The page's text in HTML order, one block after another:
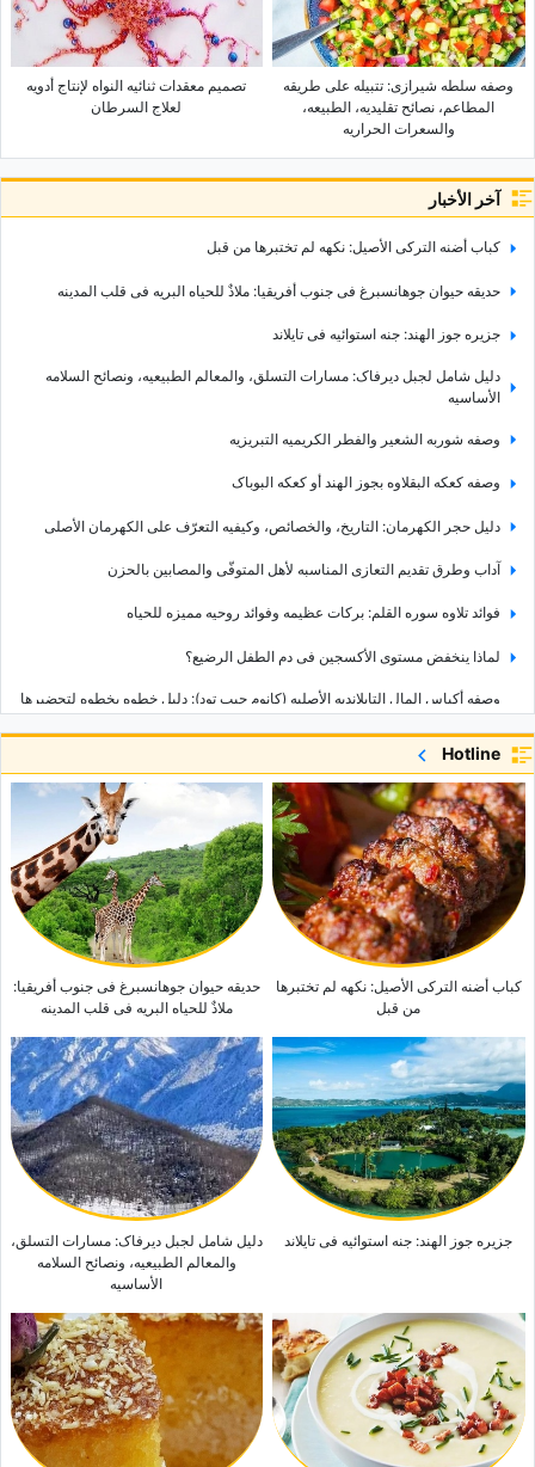
وصفه سلطه شیرازی: تتبیله على طریقه
المطاعم، نصائح تقلیدیه، الطبیعه،
والسعرات الحراریه
تصمیم معقدات ثنائیه النواه لإنتاج أدویه
لعلاج السرطان
آخر الأخبار
کباب أضنه الترکی الأصیل: نکهه لم تختبرها من قبل
حدیقه حیوان جوهانسبرغ فی جنوب أفریقیا: ملاذٌ للحیاه البریه فی قلب المدینه
جزیره جوز الهند: جنه استوائیه فی تایلاند
دلیل شامل لجبل دیرفاک: مسارات التسلق، والمعالم الطبیعیه، ونصائح السلامه
الأساسیه
وصفه شوربه الشعیر والفطر الکریمیه التبریزیه
وصفه کعکه البقلاوه بجوز الهند أو کعکه البوباک
دلیل حجر الکهرمان: التاریخ، والخصائص، وکیفیه التعرّف على الکهرمان الأصلی
آداب وطرق تقدیم التعازی المناسبه لأهل المتوفّى والمصابین بالحزن
فوائد تلاوه سوره القلم: برکات عظیمه وفوائد روحیه ممیزه للحیاه
لماذا ینخفض مستوى الأکسجین فی دم الطفل الرضیع؟
وصفه أکیاس المال التایلاندیه الأصلیه (کانوم جیب تود): دلیل خطوه بخطوه لتحضیرها
فی المنزل
ما هو التکوین؟ أنواعه وکیفیه عمله
شرح أنواع الأقلام: أیّ نوع منها هو الأنسب لک؟
ینبوع کانی غرافان: أعجوبه طبیعیه مخفیه فی قلب محافظه أذربیجان الغربیه
هل تختلف التارتات عن الفطائر؟ فهم الفرق بین هاتین الحلویین اللذیذتین
Hotline
کباب أضنه الترکی الأصیل: نکهه لم تختبرها
من قبل
حدیقه حیوان جوهانسبرغ فی جنوب أفریقیا:
ملاذٌ للحیاه البریه فی قلب المدینه
جزیره جوز الهند: جنه استوائیه فی تایلاند
دلیل شامل لجبل دیرفاک: مسارات التسلق،
والمعالم الطبیعیه، ونصائح السلامه
الأساسیه